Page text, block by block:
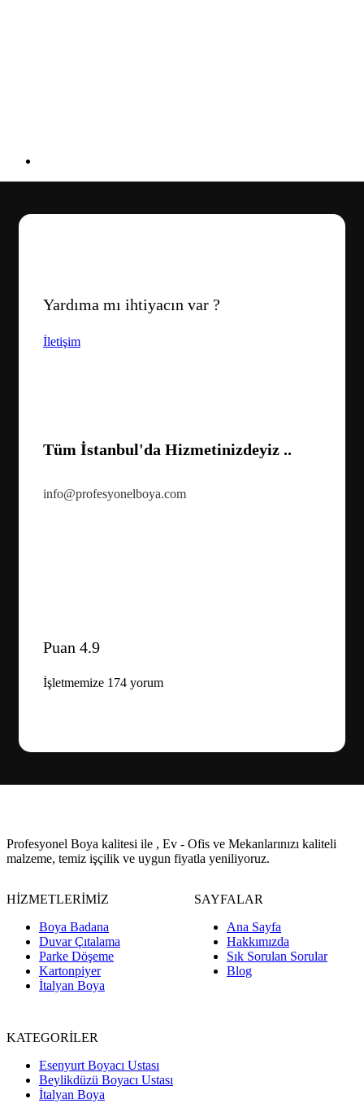
Yardıma mı ihtiyacın var ?
İletişim
Tüm İstanbul'da Hizmetinizdeyiz ..
info@profesyonelboya.com
Puan 4.9
İşletmemize 174 yorum
Profesyonel Boya kalitesi ile , Ev - Ofis ve Mekanlarınızı kaliteli
malzeme, temiz işçilik ve uygun fiyatla yeniliyoruz.
HİZMETLERİMİZ
Boya Badana
Duvar Çıtalama
Parke Döşeme
Kartonpiyer
İtalyan Boya
SAYFALAR
Ana Sayfa
Hakkımızda
Sık Sorulan Sorular
Blog
KATEGORİLER
Esenyurt Boyacı Ustası
Beylikdüzü Boyacı Ustası
İtalyan Boya